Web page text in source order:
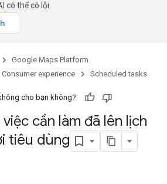
có thể có lỗi.
Google Maps Platform
Consumer experience Scheduled tasks
cho bạn không?
cần làm đã lên lịch
tiêu dùng